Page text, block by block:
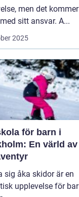
men det kommer
sitt ansvar. A...
2025
för barn i
En värld
sig åka skidor är en
upplevelse för